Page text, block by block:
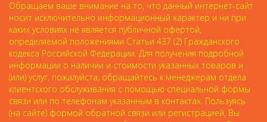
Обращаем ваше внимание на то, что данный интернет-сайт
носит исключительно информационный характер и ни при
каких условиях не является публичной офертой,
определяемой положениями Статьи 437 (2) Гражданского
кодекса Российской Федерации. Для получения подробной
информации о наличии и стоимости указанных товаров и
(или) услуг, пожалуйста, обращайтесь к менеджерам отдела
клиентского обслуживания с помощью специальной формы
связи или по телефонам указанным в контактах. Пользуясь
(на сайте) формой обратной связи или регистрацией, Вы